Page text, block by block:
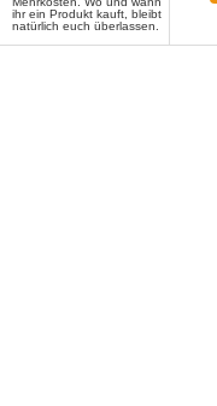
ihr ein Produkt kauft, bleibt
natürlich euch überlassen.